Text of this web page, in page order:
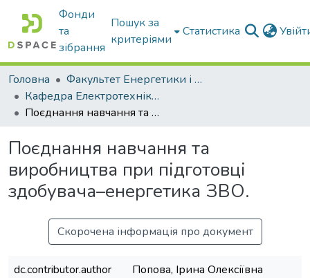
Фонди
та
зібрання
Пошук за
критеріями
Статистика
Головна
Факультет Енергетики і комп'ютерних технологій
Кафедра Електротехніки і електромеханіки ім. проф. В.В. Овчарова
Поєднання навчання та виробництва при підготовці здобувача–енергетика ЗВО.
Поєднання навчання та
виробництва при підготовці
здобувача–енергетика ЗВО.
Скорочена інформація про документ
dc.contributor.author
Попова, Ірина Олексіївна